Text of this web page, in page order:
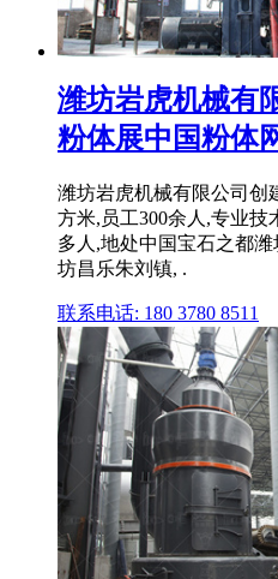
潍坊岩虎机械有
粉体展中国粉体
潍坊岩虎机械有限公司创
方米,员工300余人,专业技
多人,地处中国宝石之都
坊昌乐朱刘镇, .
联系电话: 180 3780 8511